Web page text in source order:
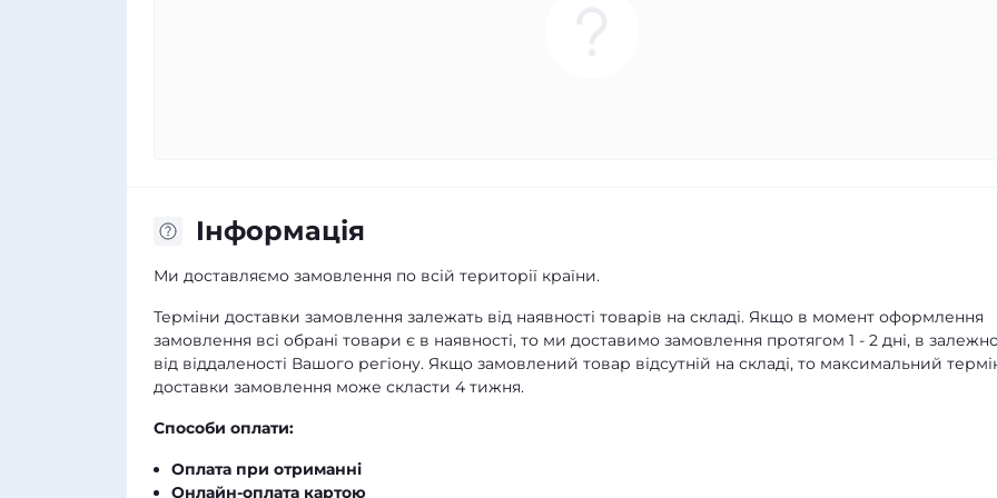
Iнформація
Ми доставляємо замовлення по всій території країни.
Терміни доставки замовлення залежать від наявності товарів на складі. Якщо в момент оформлення
замовлення всі обрані товари є в наявності, то ми доставимо замовлення протягом 1 - 2 дні, в
від віддаленості Вашого регіону. Якщо замовлений товар відсутній на складі, то максимальний
доставки замовлення може скласти 4 тижня.
Способи оплати:
Оплата при отриманні
Онлайн-оплата картою